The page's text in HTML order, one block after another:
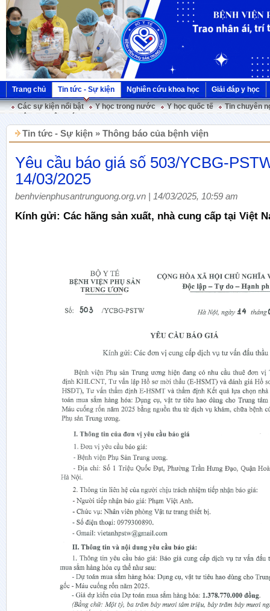
Trang chủ Tin tức - Sự kiện Nghiên cứu khoa học
Giải đáp y học
Các sự kiện nổi bật
Y học trong nước Y học quốc tế
Tin chuyên
Tin tức - Sự kiện » Thông báo của bệnh viện
Yêu cầu báo giá số 503/YCBG-
14/03/2025
benhvienphusantrunguong.org.vn | 14/03/2025, 10:59 am
Kính gửi: Các hãng sản xuất, nhà cung cấp tại Việt